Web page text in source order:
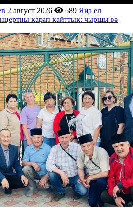
2 август 2026 689 Яңа ел
карап кайттык: чыршы вә